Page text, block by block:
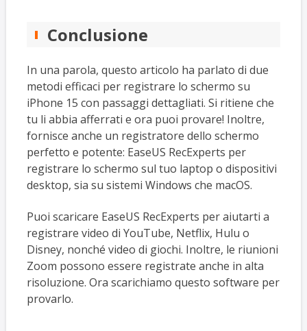
Conclusione
In una parola, questo articolo ha parlato di due
metodi efficaci per registrare lo schermo su
iPhone 15 con passaggi dettagliati. Si ritiene che
tu li abbia afferrati e ora puoi provare! Inoltre,
fornisce anche un registratore dello schermo
perfetto e potente: EaseUS RecExperts per
registrare lo schermo sul tuo laptop o dispositivi
desktop, sia su sistemi Windows che macOS.
Puoi scaricare EaseUS RecExperts per aiutarti a
registrare video di YouTube, Netflix, Hulu o
Disney, nonché video di giochi. Inoltre, le riunioni
Zoom possono essere registrate anche in alta
risoluzione. Ora scarichiamo questo software per
provarlo.